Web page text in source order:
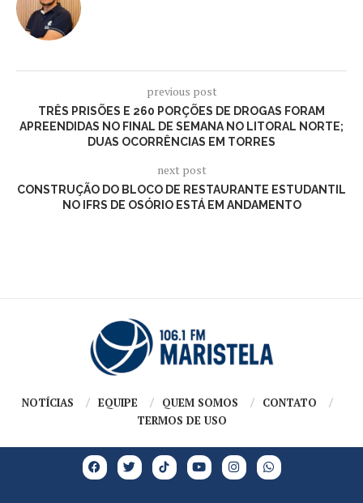
previous post
TRÊS PRISÕES E 260 PORÇÕES DE DROGAS FORAM
APREENDIDAS NO FINAL DE SEMANA NO LITORAL NORTE;
DUAS OCORRÊNCIAS EM TORRES
next post
CONSTRUÇÃO DO BLOCO DE RESTAURANTE ESTUDANTIL
NO IFRS DE OSÓRIO ESTÁ EM ANDAMENTO
NOTÍCIAS EQUIPE QUEM SOMOS
CONTATO
TERMOS DE USO